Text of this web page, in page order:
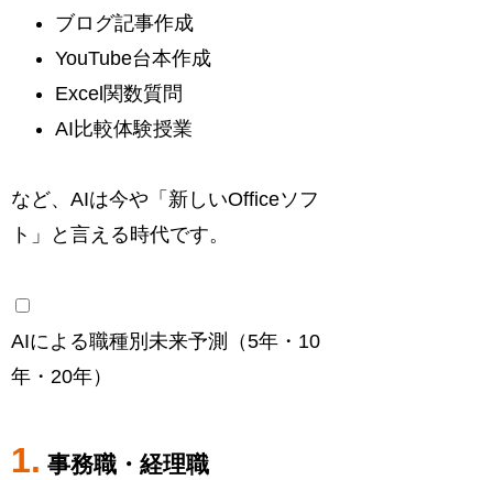
ブログ記事作成
YouTube台本作成
Excel関数質問
AI比較体験授業
など、AIは今や「新しいOfficeソフ
ト」と言える時代です。
AIによる職種別未来予測（5年・10
年・20年）
1. 事務職・経理職